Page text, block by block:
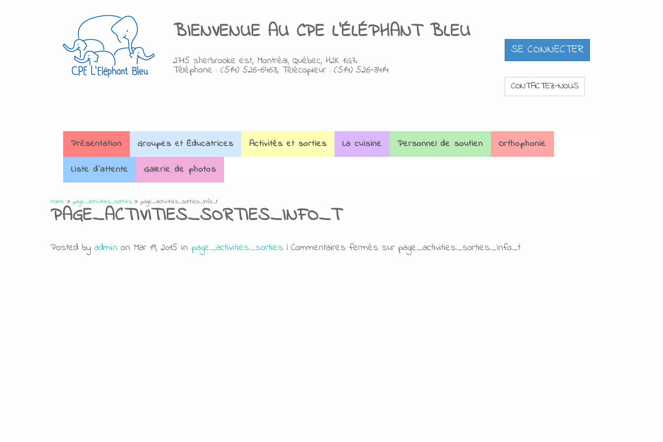
BIENVENUE AU CPE L'ÉLÉPHANT BLEU
2715 sherbrooke est, Montréal, Québec, H2K 1G7.
Téléphone : (514) 526-6463, Télécopieur : (514) 526-3414
CONTACTEZ-NOUS
Présentation Groupes et Éducatrices Activités et sorties La cuisine Personnel de soutien
Orthophonie
Liste d'attente
Galerie de photos
Home » page_activities_sorties » page_activities_sorties_Info_t
PAGE_ACTIVITIES_SORTIES_INFO_T
Posted by admin on Mar 19, 2015 in page_activities_sorties | Commentaires fermés sur page_activities_sorties_Info_t